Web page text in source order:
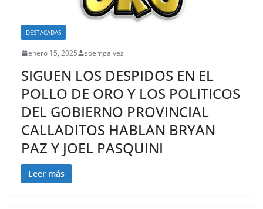
DESTACADAS
enero 15, 2025 soemgalvez
SIGUEN LOS DESPIDOS EN EL
POLLO DE ORO Y LOS POLITICOS
DEL GOBIERNO PROVINCIAL
CALLADITOS HABLAN BRYAN
PAZ Y JOEL PASQUINI
Leer más